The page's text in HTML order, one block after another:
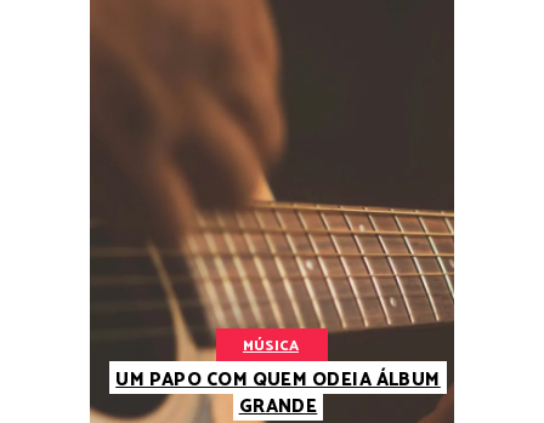
MÚSICA
UM PAPO COM QUEM ODEIA ÁLBUM
GRANDE